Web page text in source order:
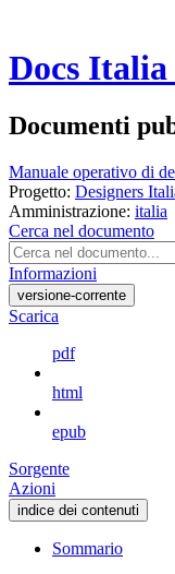
Docs Italia
Documenti
Manuale operativo di
Progetto: Designers
Amministrazione: italia
Cerca nel documento
Informazioni
versione-corrente
Scarica
pdf
html
epub
Sorgente
Azioni
indice dei contenuti
Sommario